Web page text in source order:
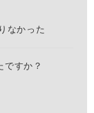
なかった
ですか？